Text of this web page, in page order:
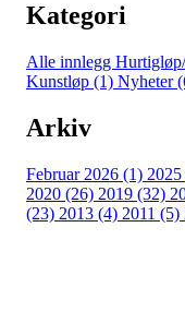
Kategori
Alle innlegg
Kunstløp (1) Nyheter
Arkiv
Februar 2026 (1)
2020 (26) 2019 (32)
(23) 2013 (4) 2011 (5)